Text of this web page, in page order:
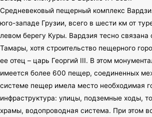
Средневековый пещерный комплекс
юго-западе Грузии, всего в шести км от
левом берегу Куры. Вардзия тесно
Тамары, хотя строительство пещерного
ее отец – царь Георгий III. В этом
имеется более 600 пещер, соединенных
системе пещер имела место необходимая
инфраструктура: улицы, подземные ходы,
храмы, водопроводная система. При этом